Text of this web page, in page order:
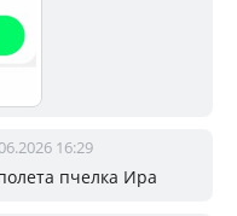
16:29
пчелка Ира